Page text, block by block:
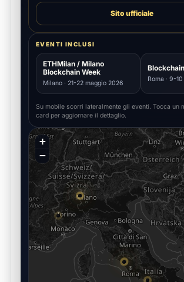
CARICAMENTO MAPPA ITALIA
+
−
Sito ufficiale
EVENTI INCLUSI
ETHMilan / Milano
Blockchain Week
Milano · 21-22 maggio 2026
Roma · 9-
Su mobile scorri lateralmente gli eventi. Tocca un
card per aggiornare il dettaglio.